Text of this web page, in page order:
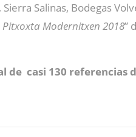
Salinas, Bodegas
Pitxoxta Modernitxen 2018”
de casi 130 referencias